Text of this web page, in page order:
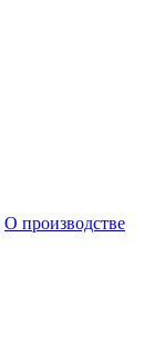
О производстве